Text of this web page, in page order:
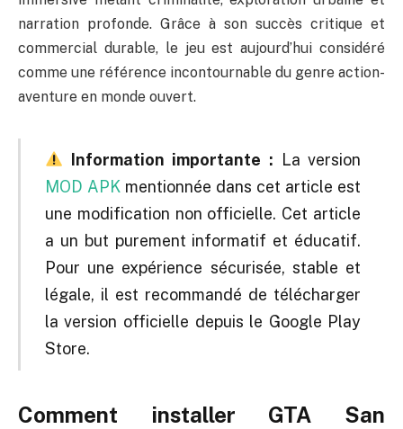
narration profonde. Grâce à son succès critique et
commercial durable, le jeu est aujourd’hui considéré
comme une référence incontournable du genre action-
aventure en monde ouvert.
Information importante : La version
MOD APK mentionnée dans cet article est
une modification non officielle. Cet article
a un but purement informatif et éducatif.
Pour une expérience sécurisée, stable et
légale, il est recommandé de télécharger
la version officielle depuis le Google Play
Store.
Comment installer GTA San